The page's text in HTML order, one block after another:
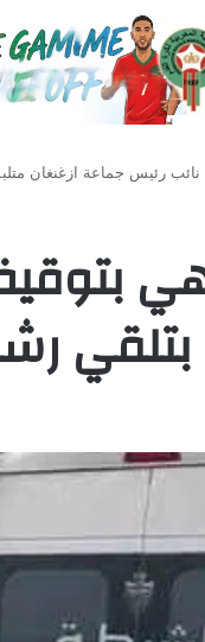
نائب رئيس جماعة ازغنغان
بتلقي